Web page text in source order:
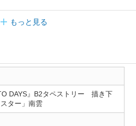
もっと見る
DAYS』B2タペストリー 描き下
ター」南雲